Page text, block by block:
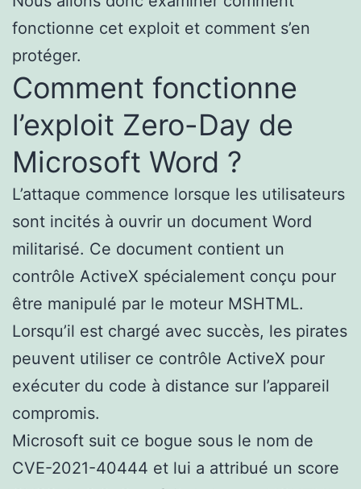
fonctionne cet exploit et comment s’en
protéger.
Comment fonctionne
l’exploit Zero-Day de
Microsoft Word ?
L’attaque commence lorsque les utilisateurs
sont incités à ouvrir un document Word
militarisé. Ce document contient un
contrôle ActiveX spécialement conçu pour
être manipulé par le moteur MSHTML.
Lorsqu’il est chargé avec succès, les pirates
peuvent utiliser ce contrôle ActiveX pour
exécuter du code à distance sur l’appareil
compromis.
Microsoft suit ce bogue sous le nom de
CVE-2021-40444 et lui a attribué un score